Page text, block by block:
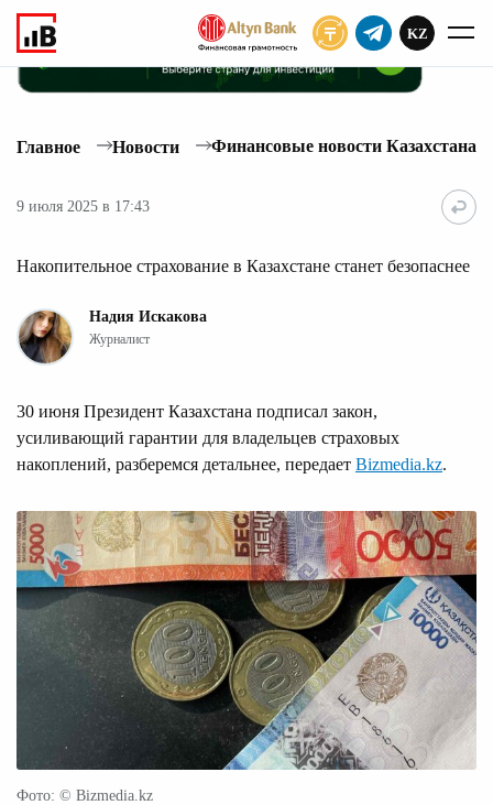
KZ
Главное Новости Финансовые новости Казахстана
9 июля 2025 в 17:43
Накопительное страхование в Казахстане станет безопаснее
Надия Искакова
Журналист
30 июня Президент Казахстана подписал закон,
усиливающий гарантии для владельцев страховых
накоплений, разберемся детальнее, передает Bizmedia.kz.
Фото: © Bizmedia.kz